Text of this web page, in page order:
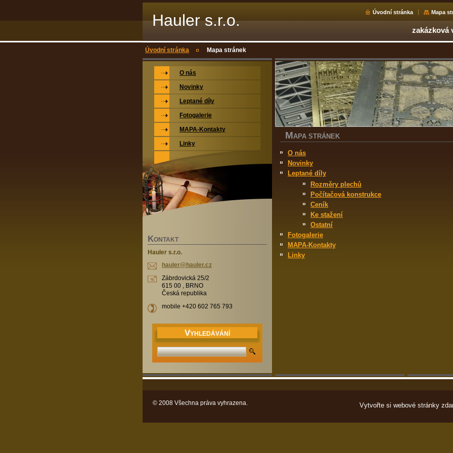
Hauler s.r.o. Úvodní stránka Mapa
zakázková
Úvodní stránka Mapa stránek
MAPA STRÁNEK
O nás
Novinky
Leptané díly
Rozměry plechů
Počítačová konstrukce
Ceník
Ke stažení
Ostatní
Fotogalerie
MAPA-Kontakty
Linky
O nás
Novinky
Leptané díly
Fotogalerie
MAPA-Kontakty
Linky
KONTAKT
Hauler s.r.o.
hauler@hauler.cz
Zábrdovická 25/2
615 00 , BRNO
Česká republika
mobile +420 602 765 793
VYHLEDÁVÁNÍ
© 2008 Všechna práva vyhrazena. Vytvořte si webové stránky